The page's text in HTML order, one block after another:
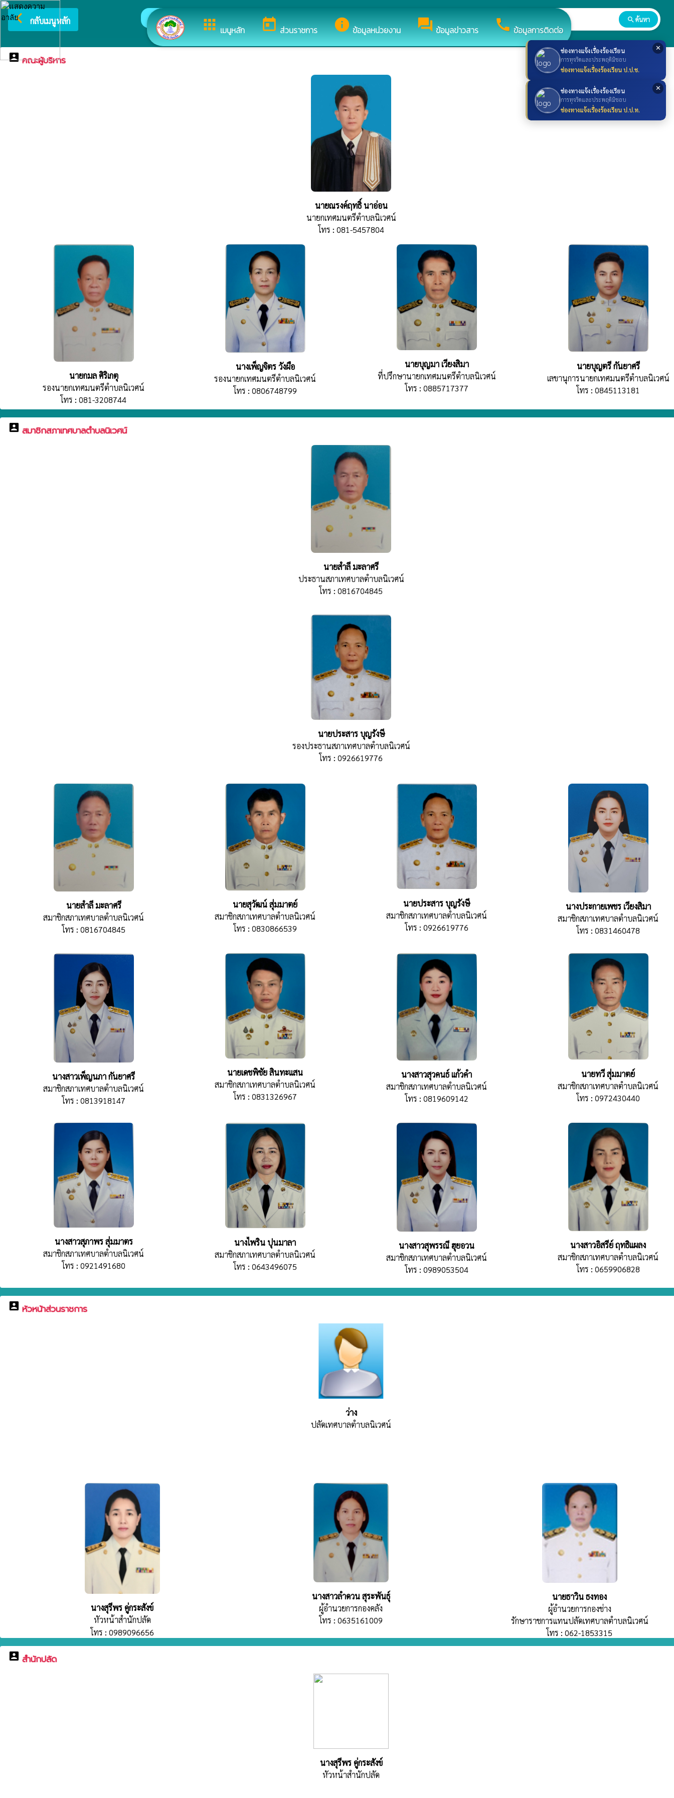
✕
ช่องทางแจ้งเรื่องร้องเรียน
การทุจริตและประพฤติมิชอบ
ช่องทางแจ้งเรื่องร้องเรียน ป.ป.ช.
✕
ช่องทางแจ้งเรื่องร้องเรียน
การทุจริตและประพฤติมิชอบ
ช่องทางแจ้งเรื่องร้องเรียน ป.ป.ท.
apps เมนูหลัก today ส่วนราชการ infoข้อมูลหน่วยงาน forumข้อมูลข่าวสาร call ข้อมูลการติดต่อ
arrow_back_ios กลับเมนูหลัก ยินดีต้อนรับสู่เว็บไซต์ของ เทศบาลตำบลนิเวศน์ search ค้นหา
account_boxคณะผู้บริหาร
นายณรงค์ฤทธิ์ นาอ่อน
นายกเทศมนตรีตำบลนิเวศน์
โทร : 081-5457804
นายกมล ศิริเกตุ
รองนายกเทศมนตรีตำบลนิเวศน์
โทร : 081-3208744
นางเพ็ญจิตร วังผือ
รองนายกเทศมนตรีตำบลนิเวศน์
โทร : 0806748799
นายบุญมา เวียงสิมา
ที่ปรึกษานายกเทศมนตรีตำบลนิเวศน์
โทร : 0885717377
นายบุญตรี กันยาศรี
เลขานุการนายกเทศมนตรีตำบลนิเวศน์
โทร : 0845113181
account_box สมาชิกสภาเทศบาลตำบลนิเวศน์
นายสำลี มะลาศรี
ประธานสภาเทศบาลตำบลนิเวศน์
โทร : 0816704845
นายประสาร บุญรังษี
รองประธานสภาเทศบาลตำบลนิเวศน์
โทร : 0926619776
นายสำลี มะลาศรี
สมาชิกสภาเทศบาลตำบลนิเวศน์
โทร : 0816704845
นายสุวัฒน์ สุ่มมาตย์
สมาชิกสภาเทศบาลตำบลนิเวศน์
โทร : 0830866539
นายประสาร บุญรังษี
สมาชิกสภาเทศบาลตำบลนิเวศน์
โทร : 0926619776
นางประกายเพชร เวียงสิมา
สมาชิกสภาเทศบาลตำบลนิเวศน์
โทร : 0831460478
นางสาวเพ็ญนภา กันยาศรี
สมาชิกสภาเทศบาลตำบลนิเวศน์
โทร : 0813918147
นายเดชพิชัย สินทะแสน
สมาชิกสภาเทศบาลตำบลนิเวศน์
โทร : 0831326967
นางสาวสุวคนธ์ แก้วคำ
สมาชิกสภาเทศบาลตำบลนิเวศน์
โทร : 0819609142
นายทวี สุ่มมาตย์
สมาชิกสภาเทศบาลตำบลนิเวศน์
โทร : 0972430440
นางสาวสุภาพร สุ่มมาตร
สมาชิกสภาเทศบาลตำบลนิเวศน์
โทร : 0921491680
นางไพริน ปุนมาลา
สมาชิกสภาเทศบาลตำบลนิเวศน์
โทร : 0643496075
นางสาวสุพรรณี ฮุยอวน
สมาชิกสภาเทศบาลตำบลนิเวศน์
โทร : 0989053504
นางสาวอิสรีย์ ฤทธิแผลง
สมาชิกสภาเทศบาลตำบลนิเวศน์
โทร : 0659906828
account_box หัวหน้าส่วนราชการ
ว่าง
ปลัดเทศบาลตำบลนิเวศน์
นางสุรีพร คู่กระสังข์
หัวหน้าสำนักปลัด
โทร : 0989096656
นางสาวลำดวน สุระพันธุ์
ผู้อำนวยการกองคลัง
โทร : 0635161009
นายธาวิน ธงทอง
ผู้อำนวยการกองช่าง
รักษาราชการแทนปลัดเทศบาลตำบลนิเวศน์
โทร : 062-1853315
account_box สำนักปลัด
นางสุรีพร คู่กระสังข์
หัวหน้าสำนักปลัด